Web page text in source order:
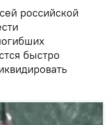
российской
быстро